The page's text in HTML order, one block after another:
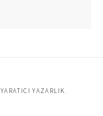
YARATICI YAZARLIK